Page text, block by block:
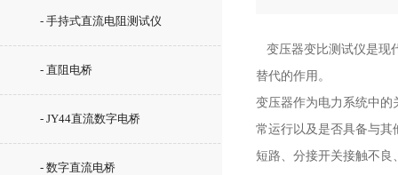
- 手持式直流电阻测试仪
- 直阻电桥
- JY44直流数字电桥
- 数字直流电桥
变压器变比测试仪是现
替代的作用。
变压器作为电力系统中的
常运行以及是否具备与其
短路、分接开关接触不